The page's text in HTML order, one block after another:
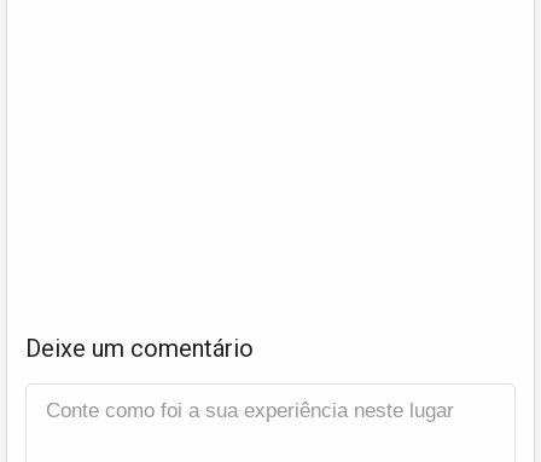
Deixe um comentário